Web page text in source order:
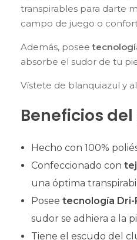
transpirables para darte
campo de juego o
Además, posee
absorbe el sudor de tu
Vístete de blanquiazul y
Beneficios
Hecho con 100%
Confeccionado con
una óptima
Posee tecnología Dri-
sudor se adhiera a la
Tiene el escudo del